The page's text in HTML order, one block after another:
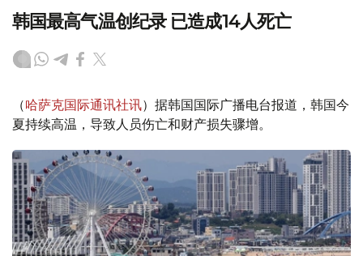
韩国最高气温创纪录 已造成14人死亡
（哈萨克国际通讯社讯）据韩国国际广播电台报道，韩国今
夏持续高温，导致人员伤亡和财产损失骤增。